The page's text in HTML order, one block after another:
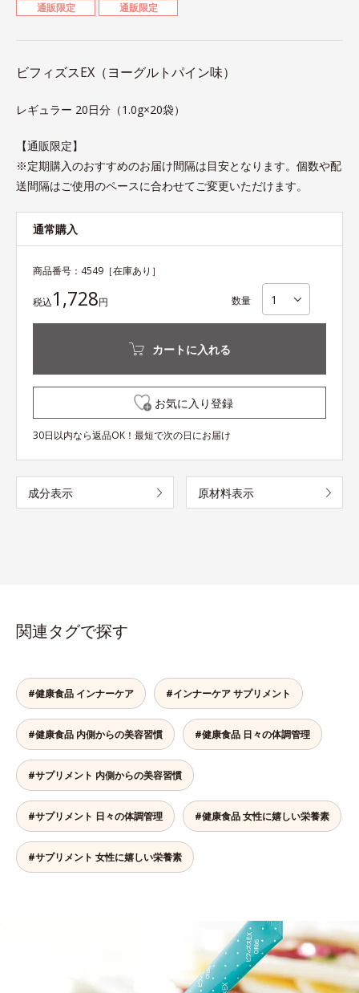
通販限定
通販限定
ビフィズスEX（ヨーグルトパイン味）
レギュラー 20日分（1.0g×20袋）
【通販限定】
※定期購入のおすすめのお届け間隔は目安となります。個数や配
送間隔はご使用のペースに合わせてご変更いただけます。
通常購入
商品番号： 4549 ［在庫あり］
税込1,728円 数量
カートに入れる
お気に入り登録
30日以内なら返品OK！最短で次の日にお届け
成分表示 原材料表示
関連タグで探す
#健康食品 インナーケア #インナーケア サプリメント
#健康食品 内側からの美容習慣 #健康食品 日々の体調管理
#サプリメント 内側からの美容習慣
#サプリメント 日々の体調管理 #健康食品 女性に嬉しい栄養素
#サプリメント 女性に嬉しい栄養素